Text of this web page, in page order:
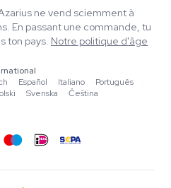
ne vend sciemment à
En passant une commande, tu
ton pays. Notre politique d'âge
·Español ·Italiano ·Português
·
·Svenska ·Čeština